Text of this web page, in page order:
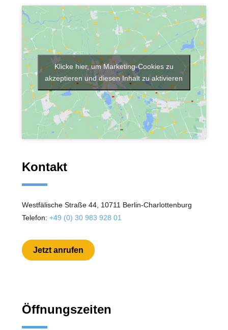
Klicke hier, um Marketing-Cookies zu
akzeptieren und diesen Inhalt zu aktivieren
Kontakt
Westfälische Straße 44, 10711 Berlin-Charlottenburg
Telefon: +49 (0) 30 983 928 01
Jetzt anrufen
Öffnungszeiten